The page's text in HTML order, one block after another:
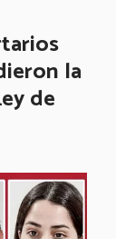
la
de